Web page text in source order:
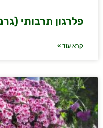
פלרגון תרבותי
קרא עוד »